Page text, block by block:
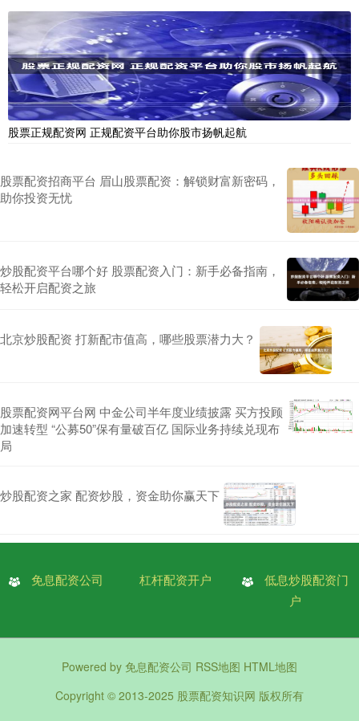
股票正规配资网 正规配资平台助你股市扬帆起航
股票配资招商平台 眉山股票配资：解锁财富新密码，
助你投资无忧
炒股配资平台哪个好 股票配资入门：新手必备指南，
轻松开启配资之旅
北京炒股配资 打新配市值高，哪些股票潜力大？
股票配资网平台网 中金公司半年度业绩披露 买方投顾
加速转型 “公募50”保有量破百亿 国际业务持续兑现布
局
炒股配资之家 配资炒股，资金助你赢天下
免息配资公司 杠杆配资开户
低息炒股配资门
户
Powered by 免息配资公司 RSS地图 HTML地图
Copyright © 2013-2025 股票配资知识网 版权所有